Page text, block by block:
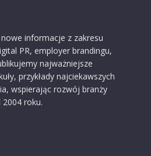
informacje z zakresu
PR, employer brandingu,
najważniejsze
przykłady najciekawszych
wspierając rozwój branży
roku.